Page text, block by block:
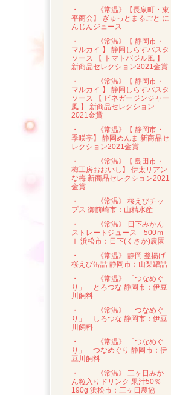
・
《常温》【長泉町・東
平商会】 ぎゅっとまるごと に
んじんジュース
・
《常温》【 静岡市・
マルカイ 】 静岡しらすパスタ
ソース 【 トマトバジル風 】
新商品セレクション2021金賞
・
《常温》【 静岡市・
マルカイ 】 静岡しらすパスタ
ソース 【 ビネガージンジャー
風 】 新商品セレクション
2021金賞
・
《常温》【 静岡市・
季咲亭】 静岡めんま 新商品セ
レクション2021金賞
・
《常温》【 島田市・
梅工房おおいし】 伊太リアン
な梅 新商品セレクション2021
金賞
・
《常温》 桜えびチッ
プス 御前崎市：山精水産
・
《常温》 日下みかん
ストレートジュース 500ｍ
ｌ 浜松市：日下(くさか)農園
・
《常温》 静岡 釜揚げ
桜えび缶詰 静岡市：山梨罐詰
・
《常温》 「つなめぐ
り」 とろつな 静岡市：伊豆
川飼料
・
《常温》 「つなめぐ
り」 しろつな 静岡市：伊豆
川飼料
・
《常温》 「つなめぐ
り」 つなめぐり 静岡市：伊
豆川飼料
・
《常温》 三ヶ日みか
ん粒入りドリンク 果汁50％
190g 浜松市：三ヶ日農協